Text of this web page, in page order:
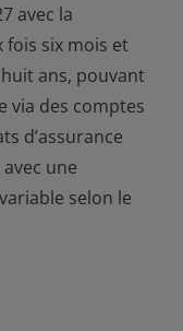
avec la
six mois et
ans, pouvant
via des comptes
d’assurance
avec une
selon le